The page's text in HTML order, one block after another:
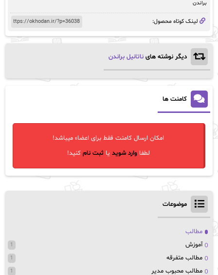
براندن
لینک کوتاه محصول:
دیگر نوشته های ناتانیل براندن
کامنت ها
امکان ارسال کامنت فقط برای اعضاء میباشد!
لطفاوارد شوید یاثبت نام کنید!
موضوعات
مطالب
آموزش
1
مطالب متفرقه 1
مطالب محبوب مدیر 1